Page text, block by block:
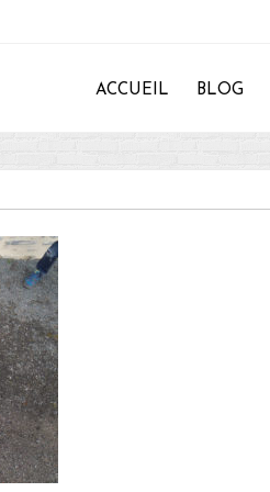
ACCUEIL BLOG